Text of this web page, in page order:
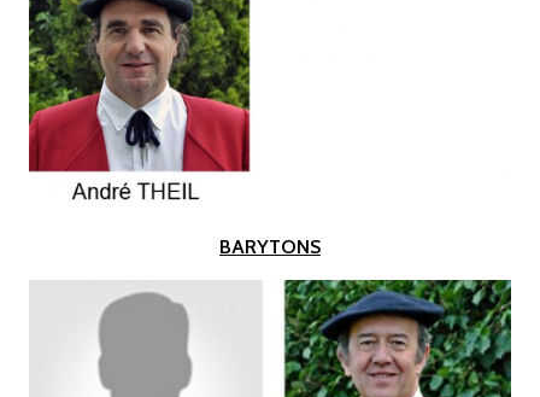
BARYTONS